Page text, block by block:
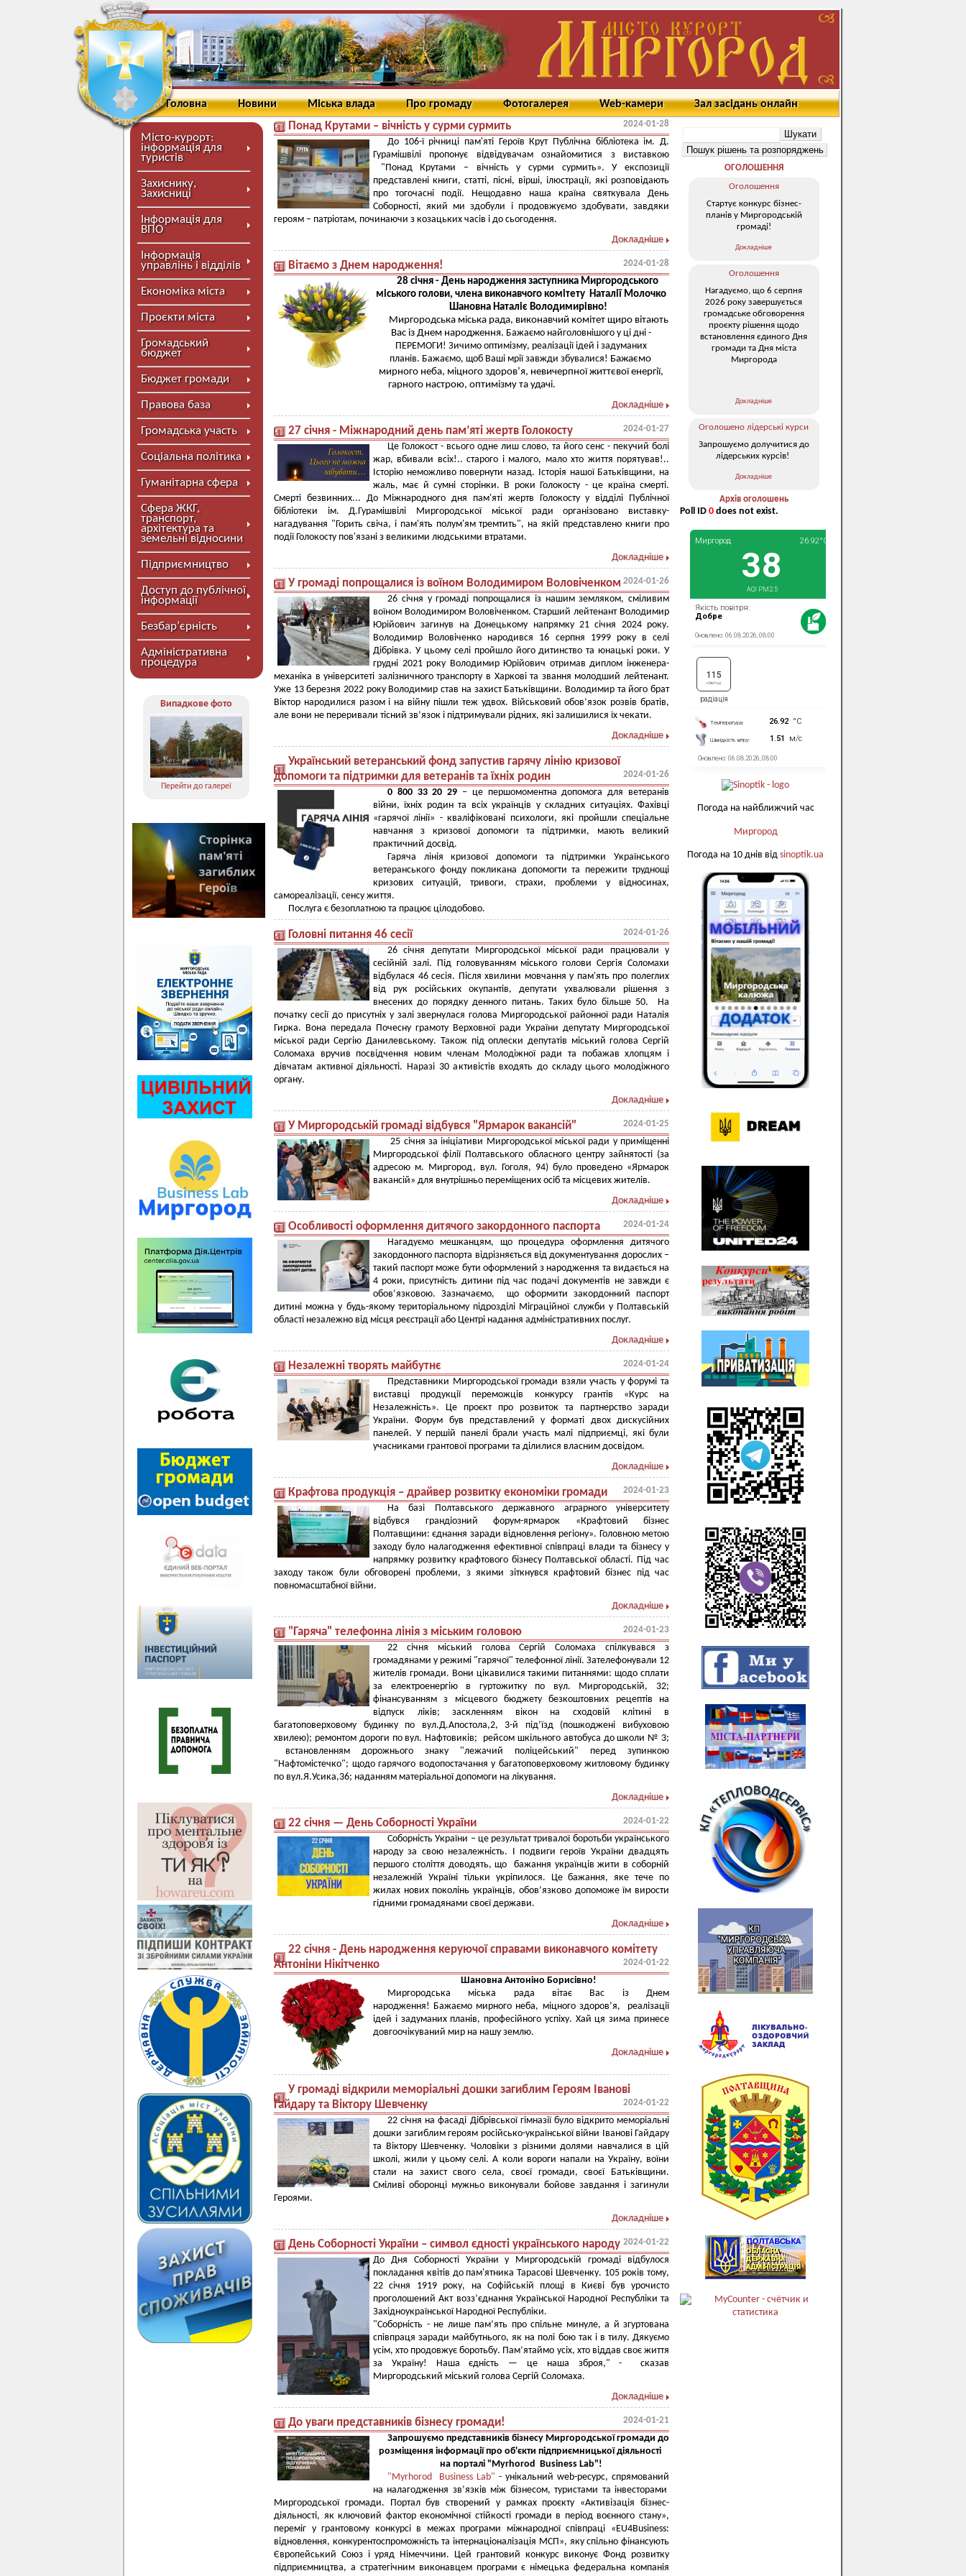
Головна Новини Міська влада Про громаду Фотогалерея Web-камери Зал засідань онлайн
Місто-курорт:
інформація для
туристів
Захиснику,
Захисниці
Інформація для
ВПО
Інформація
управлінь і відділів
Економіка міста
Проєкти міста
Громадський
бюджет
Бюджет громади
Правова база
Громадська участь
Соціальна політика
Гуманітарна сфера
Сфера ЖКГ,
транспорт,
архітектура та
земельні відносини
Підприємництво
Доступ до публічної
інформації
Безбар’єрність
Адміністративна
процедура
Випадкове фото
Перейти до галереї
Понад Крутами – вічність у сурми сурмить 2024-01-28
До 106-ї річниці пам'яті Героїв Крут Публічна бібліотека ім. Д.
Гурамішвілі пропонує відвідувачам ознайомитися з виставкою
"Понад Крутами – вічність у сурми сурмить». У експозиції
представлені книги, статті, пісні, вірші, ілюстрації, які розповідають
про тогочасні події. Нещодавно наша країна святкувала День
Соборності, який ми здобули і продовжуємо здобувати, завдяки
героям – патріотам, починаючи з козацьких часів і до сьогодення.
Докладніше
Вітаємо з Днем народження! 2024-01-28
28 січня - День народження заступника Миргородського
міського голови, члена виконавчого комітету Наталії Молочко
Шановна Наталіє Володимирівно!
Миргородська міська рада, виконавчий комітет щиро вітають
Вас із Днем народження. Бажаємо найголовнішого у ці дні -
ПЕРЕМОГИ! Зичимо оптимізму, реалізації ідей і задуманих
планів. Бажаємо, щоб Ваші мрії завжди збувалися! Бажаємо
мирного неба, міцного здоров’я, невичерпної життєвої енергії,
гарного настрою, оптимізму та удачі.
Докладніше
27 січня - Міжнародний день пам’яті жертв Голокосту 2024-01-27
Це Голокост - всього одне лиш слово, та його сенс - пекучий болі
жар, вбивали всіх!.. старого і малого, мало хто життя порятував!..
Історію неможливо повернути назад. Історія нашої Батьківщини, на
жаль, має й сумні сторінки. В роки Голокосту - це країна смерті.
Смерті безвинних... До Міжнародного дня пам'яті жертв Голокосту у відділі Публічної
бібліотеки ім. Д.Гурамішвілі Миргородської міської ради організовано виставку-
нагадування "Горить свіча, і пам'ять полум'ям тремтить", на якій представлено книги про
події Голокосту пов'язані з великими людськими втратами.
Докладніше
У громаді попрощалися із воїном Володимиром Воловіченком 2024-01-26
26 січня у громаді попрощалися із нашим земляком, сміливим
воїном Володимиром Воловіченком. Старший лейтенант Володимир
Юрійович загинув на Донецькому напрямку 21 січня 2024 року.
Володимир Воловіченко народився 16 серпня 1999 року в селі
Дібрівка. У цьому селі пройшло його дитинство та юнацькі роки. У
грудні 2021 року Володимир Юрійович отримав диплом інженера-
механіка в університеті залізничного транспорту в Харкові та звання молодший лейтенант.
Уже 13 березня 2022 року Володимир став на захист Батьківщини. Володимир та його брат
Віктор народилися разом і на війну пішли теж удвох. Військовий обов’язок розвів братів,
але вони не переривали тісний зв’язок і підтримували рідних, які залишилися їх чекати.
Докладніше
Український ветеранський фонд запустив гарячу лінію кризової
допомоги та підтримки для ветеранів та їхніх родин
2024-01-26
0 800 33 20 29 – це першомоментна допомога для ветеранів
війни, їхніх родин та всіх українців у складних ситуаціях. Фахівці
«гарячої лінії» - кваліфіковані психологи, які пройшли спеціальне
навчання з кризової допомоги та підтримки, мають великий
практичний досвід.
Гаряча лінія кризової допомоги та підтримки Українського
ветеранського фонду покликана допомогти та пережити труднощі
кризових ситуацій, тривоги, страхи, проблеми у відносинах,
самореалізації, сенсу життя.
Послуга є безоплатною та працює цілодобово.
Головні питання 46 сесії 2024-01-26
26 січня депутати Миргородської міської ради працювали у
сесійній залі. Під головуванням міського голови Сергія Соломахи
відбулася 46 сесія. Після хвилини мовчання у пам'ять про полеглих
від рук російських окупантів, депутати ухвалювали рішення з
внесених до порядку денного питань. Таких було більше 50. На
початку сесії до присутніх у залі звернулася голова Миргородської районної ради Наталія
Гирка. Вона передала Почесну грамоту Верховної ради України депутату Миргородської
міської ради Сергію Данилевському. Також під оплески депутатів міський голова Сергій
Соломаха вручив посвідчення новим членам Молодіжної ради та побажав хлопцям і
дівчатам активної діяльності. Наразі 30 активістів входять до складу цього молодіжного
органу.
Докладніше
У Миргородській громаді відбувся "Ярмарок вакансій" 2024-01-25
25 січня за ініціативи Миргородської міської ради у приміщенні
Миргородської філії Полтавського обласного центру зайнятості (за
адресою м. Миргород, вул. Гоголя, 94) було проведено «Ярмарок
вакансій» для внутрішньо переміщених осіб та місцевих жителів.
Докладніше
Особливості оформлення дитячого закордонного паспорта 2024-01-24
Нагадуємо мешканцям, що процедура оформлення дитячого
закордонного паспорта відрізняється від документування дорослих –
такий паспорт може бути оформлений з народження та видається на
4 роки, присутність дитини під час подачі документів не завжди є
обов’язковою. Зазначаємо, що оформити закордонний паспорт
дитині можна у будь-якому територіальному підрозділі Міграційної служби у Полтавській
області незалежно від місця реєстрації або Центрі надання адміністративних послуг.
Докладніше
Незалежні творять майбутнє 2024-01-24
Представники Миргородської громади взяли участь у форумі та
виставці продукції переможців конкурсу грантів «Курс на
Незалежність». Це проєкт про розвиток та партнерство заради
України. Форум був представлений у форматі двох дискусійних
панелей. У першій панелі брали участь малі підприємці, які були
учасниками грантової програми та ділилися власним досвідом.
Докладніше
Крафтова продукція – драйвер розвитку економіки громади 2024-01-23
На базі Полтавського державного аграрного університету
відбувся грандіозний форум-ярмарок «Крафтовий бізнес
Полтавщини: єднання заради відновлення регіону». Головною метою
заходу було налагодження ефективної співпраці влади та бізнесу у
напрямку розвитку крафтового бізнесу Полтавської області. Під час
заходу також були обговорені проблеми, з якими зіткнувся крафтовий бізнес під час
повномасштабної війни.
Докладніше
"Гаряча" телефонна лінія з міським головою 2024-01-23
22 січня міський голова Сергій Соломаха спілкувався з
громадянами у режимі "гарячої" телефонної лінії. Зателефонували 12
жителів громади. Вони цікавилися такими питаннями: щодо сплати
за електроенергію в гуртожитку по вул. Миргородській, 32;
фінансуванням з місцевого бюджету безкоштовних рецептів на
відпуск ліків; заскленням вікон на сходовій клітині в
багатоповерховому будинку по вул.Д.Апостола,2, 3-й під’їзд (пошкоджені вибуховою
хвилею); ремонтом дороги по вул. Нафтовиків; рейсом шкільного автобуса до школи № 3;
встановленням дорожнього знаку "лежачий поліцейський" перед зупинкою
"Нафтомістечко"; щодо гарячого водопостачання у багатоповерховому житловому будинку
по вул.Я.Усика,36; наданням матеріальної допомоги на лікування.
Докладніше
22 січня — День Соборності України 2024-01-22
Соборність України – це результат тривалої боротьби українського
народу за свою незалежність. І подвиги героїв України двадцять
першого століття доводять, що бажання українців жити в соборній
незалежній Україні тільки укріпилося. Це бажання, яке тече по
жилах нових поколінь українців, обов’язково допоможе їм вирости
гідними громадянами своєї держави.
Докладніше
22 січня - День народження керуючої справами виконавчого комітету
Антоніни Нікітченко
2024-01-22
Шановна Антоніно Борисівно!
Миргородська міська рада вітає Вас із Днем
народження! Бажаємо мирного неба, міцного здоров’я,
реалізації
ідей і задуманих планів, професійного успіху. Хай ця зима принесе
довгоочікуваний мир на нашу землю.
Докладніше
У громаді відкрили меморіальні дошки загиблим Героям Іванові
Гайдару та Віктору Шевченку
2024-01-22
22 січня на фасаді Дібрівської гімназії було відкрито меморіальні
дошки загиблим героям російсько-української війни Іванові Гайдару
та Віктору Шевченку. Чоловіки з різними долями навчалися в цій
школі, жили у цьому селі. А коли вороги напали на Україну, воїни
стали на захист свого села, своєї громади, своєї Батьківщини.
Сміливі оборонці мужньо виконували бойове завдання і загинули
Героями.
Докладніше
День Соборності України – символ єдності українського народу 2024-01-22
До Дня Соборності України у Миргородській громаді відбулося
покладання квітів до пам'ятника Тарасові Шевченку. 105 років тому,
22 січня 1919 року, на Софійській площі в Києві був урочисто
проголошений Акт возз’єднання Української Народної Республіки та
Західноукраїнської Народної Республіки.
"Соборність - не лише пам’ять про спільне минуле, а й згуртована
співпраця заради майбутнього, як на полі бою так і в тилу. Дякуємо
усім, хто продовжує боротьбу. Пам’ятаймо усіх, хто віддав своє життя
за Україну! Наша єдність — це наша зброя," - сказав
Миргородський міський голова Сергій Соломаха.
Докладніше
До уваги представників бізнесу громади! 2024-01-21
Запрошуємо представників бізнесу Миргородської громади до
розміщення інформації про об'єкти підприємницької діяльності
на порталі "Myrhorod Business Lab"!
"Myrhorod Business Lab" - унікальний web-ресурс, спрямований
на налагодження зв’язків між бізнесом, туристами та інвесторами
Миргородської громади. Портал був створений у рамках проєкту «Активізація бізнес-
діяльності, як ключовий фактор економічної стійкості громади в період воєнного стану»,
переміг у грантовому конкурсі в межах програми міжнародної співпраці «EU4Business:
відновлення, конкурентоспроможність та інтернаціоналізація МСП», яку спільно фінансують
Європейський Союз і уряд Німеччини. Цей грантовий конкурс виконує Фонд розвитку
підприємництва, а стратегічним виконавцем програми є німецька федеральна компанія
ОГОЛОШЕННЯ
Оголошення
Стартує конкурс бізнес-
планів у Миргородській
громаді!
Докладніше
Оголошення
Нагадуємо, що 6 серпня
2026 року завершується
громадське обговорення
проєкту рішення щодо
встановлення єдиного Дня
громади та Дня міста
Миргорода
Докладніше
Оголошено лідерські курси
Запрошуємо долучитися до
лідерських курсів!
Докладніше
Архів оголошень
Poll ID 0 does not exist.
Погода на найближчий час
Миргород
Погода на 10 днів від sinoptik.ua